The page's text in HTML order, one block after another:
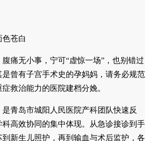
色苍白
痛无小事，宁可“虚惊一场”，也别错过
曾有子宫手术史的孕妈妈，请务必规范
救治能力的医院建档分娩。
青岛市城阳人民医院产科团队快速反
高效协同的集中体现。从急诊接诊到手
新生儿照护，再到输血与术后监护，各